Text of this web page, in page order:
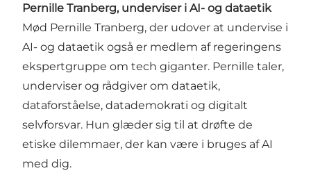
Pernille Tranberg, underviser i AI- og dataetik
Mød Pernille Tranberg, der udover at undervise i
AI- og dataetik også er medlem af regeringens
ekspertgruppe om tech giganter. Pernille taler,
underviser og rådgiver om dataetik,
dataforståelse, datademokrati og digitalt
selvforsvar. Hun glæder sig til at drøfte de
etiske dilemmaer, der kan være i bruges af AI
med dig.